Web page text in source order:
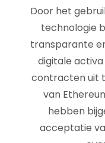
Door het
technologie
transparante
digitale
contracten uit
van
hebben
acceptatie